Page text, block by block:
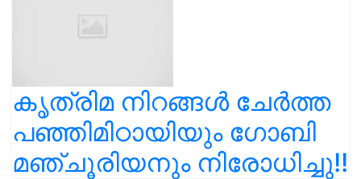
കൃത്രിമ നിറങ്ങൾ ചേർത്ത
പഞ്ഞിമിഠായിയും ഗോബി
മഞ്ചൂരിയനും നിരോധിച്ചു!!